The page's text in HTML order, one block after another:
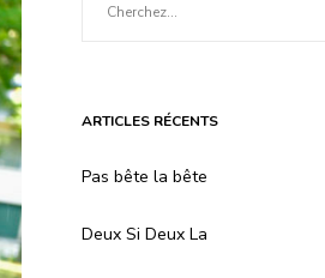
ARTICLES RÉCENTS
Pas bête la bête
Deux Si Deux La